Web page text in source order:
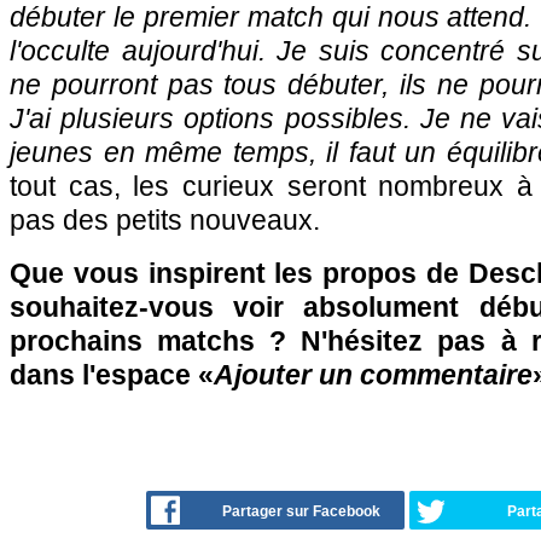
débuter le premier match qui nous
l'occulte aujourd'hui. Je suis concentré
ne pourront pas tous débuter, ils ne
J'ai plusieurs options possibles. Je ne
jeunes en même temps, il faut un
tout cas, les curieux seront nombreux
pas des petits nouveaux.
Que vous inspirent les propos de
souhaitez-vous voir absolument
prochains matchs ? N'hésitez pas à
dans l'espace «Ajouter un commentaire
Partager sur Facebook